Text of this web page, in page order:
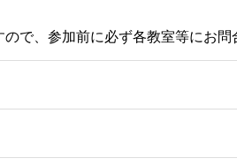
で、参加前に必ず各教室等にお問